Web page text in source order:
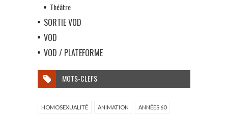
Théâtre
SORTIE VOD
VOD
VOD / PLATEFORME
MOTS-CLEFS
HOMOSEXUALITÉ ANIMATION ANNÉES 60